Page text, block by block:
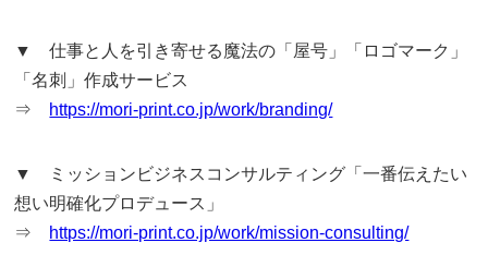
▼ 仕事と人を引き寄せる魔法の「屋号」「ロゴマーク」
「名刺」作成サービス
⇒ https://mori-print.co.jp/work/branding/
▼ ミッションビジネスコンサルティング「一番伝えたい
想い明確化プロデュース」
⇒ https://mori-print.co.jp/work/mission-consulting/